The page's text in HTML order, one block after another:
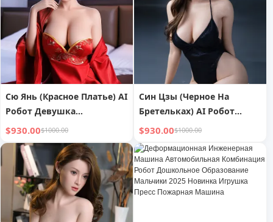
Сю Янь (Красное Платье) AI
Робот Девушка
Реалистичное Ощущение
Руки
$930.00$1000.00
Син Цзы (Черное На
Бретельках) AI Робот
Девушка Реалистичное
Ощущение Руки
$930.00$1000.00